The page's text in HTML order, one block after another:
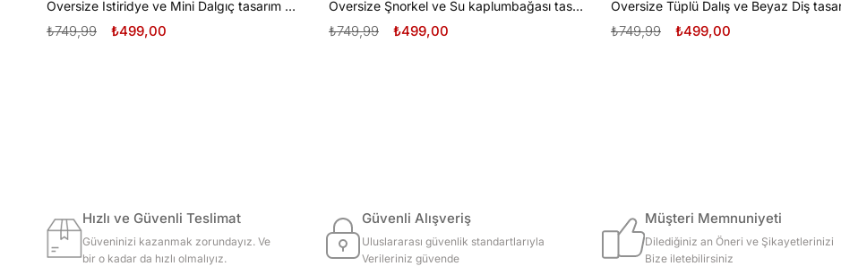
Oversize İstiridye ve Mini Dalgıç tasarım unisex T-shirt
₺499,00
₺749,99
Oversize Şnorkel ve Su kaplumbağası tasarım unisex T-shirt
₺499,00
₺749,99 ₺499,00
₺749,99
Hızlı ve Güvenli Teslimat
Güveninizi kazanmak zorundayız. Ve
bir o kadar da hızlı olmalıyız.
Güvenli Alışveriş
Uluslararası güvenlik standartlarıyla
Verileriniz güvende
Müşteri Memnuniyeti
Dilediğiniz an Öneri ve Şikayetlerinizi
Bize iletebilirsiniz